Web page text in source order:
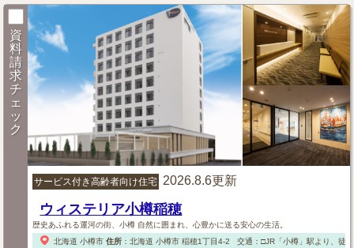
資
料
請
求
チ
ェ
ッ
ク
サービス付き高齢者向け住宅 2026.8.6更新
ウィステリア小樽稲穂
歴史あふれる運河の街、小樽 自然に囲まれ、心豊かに送る安心の生活。
北海道 小樽市 住所： 北海道 小樽市稲穂1丁目4-2 交通：□JR「小樽」駅より、徒